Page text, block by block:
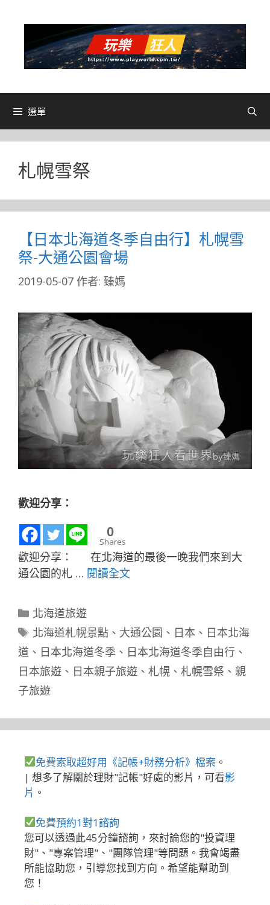
選單
札幌雪祭
【日本北海道冬季自由行】札幌雪
祭-大通公園會場
2019-05-07 作者: 臻媽
歡迎分享：
0
Shares
歡迎分享： 在北海道的最後一晚我們來到大
通公園的札 … 閱讀全文
分
類
北海道旅遊
標
籤
北海道札幌景點、 大通公園 、 日本 、 日本北海
道 、 日本北海道冬季 、 日本北海道冬季自由行 、
日本旅遊 、 日本親子旅遊 、 札幌 、 札幌雪祭 、 親
子旅遊
免費索取超好用《記帳+財務分析》檔案 。
| 想多了解關於理財"記帳"好處的影片，可看影
片 。
免費預約1對1諮詢
您可以透過此45分鐘諮詢，來討論您的"投資理
財"、"專案管理"、"團隊管理"等問題。我會竭盡
所能協助您，引導您找到方向。希望能幫助到
您！